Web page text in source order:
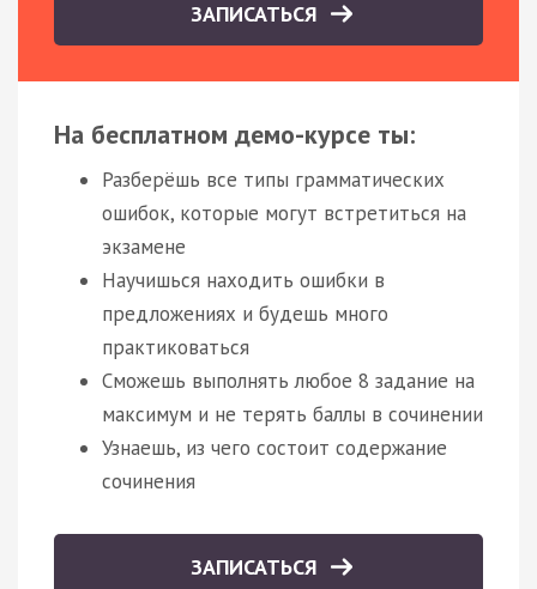
ЗАПИСАТЬСЯ
На бесплатном демо-курсе ты:
Разберёшь все типы грамматических
ошибок, которые могут встретиться на
экзамене
Научишься находить ошибки в
предложениях и будешь много
практиковаться
Сможешь выполнять любое 8 задание на
максимум и не терять баллы в сочинении
Узнаешь, из чего состоит содержание
сочинения
ЗАПИСАТЬСЯ